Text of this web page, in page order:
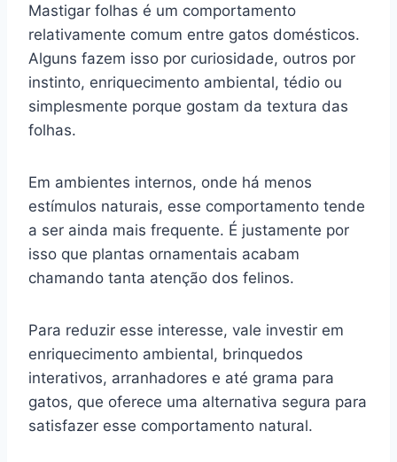
Mastigar folhas é um comportamento
relativamente comum entre gatos domésticos.
Alguns fazem isso por curiosidade, outros por
instinto, enriquecimento ambiental, tédio ou
simplesmente porque gostam da textura das
folhas.
Em ambientes internos, onde há menos
estímulos naturais, esse comportamento tende
a ser ainda mais frequente. É justamente por
isso que plantas ornamentais acabam
chamando tanta atenção dos felinos.
Para reduzir esse interesse, vale investir em
enriquecimento ambiental, brinquedos
interativos, arranhadores e até grama para
gatos, que oferece uma alternativa segura para
satisfazer esse comportamento natural.